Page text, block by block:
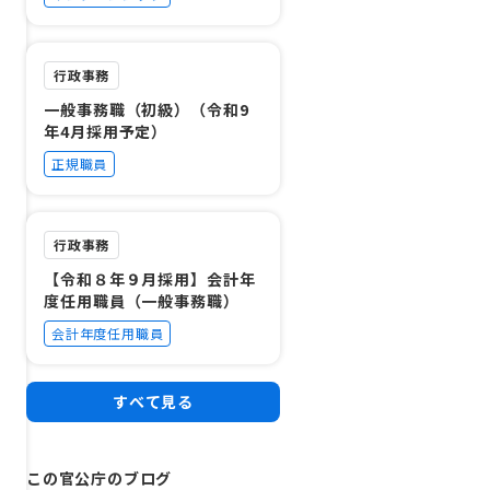
行政事務
一般事務職（初級）（令和9
年4月採用予定）
正規職員
行政事務
【令和８年９月採用】会計年
度任用職員（一般事務職）
会計年度任用職員
すべて見る
この官公庁のブログ